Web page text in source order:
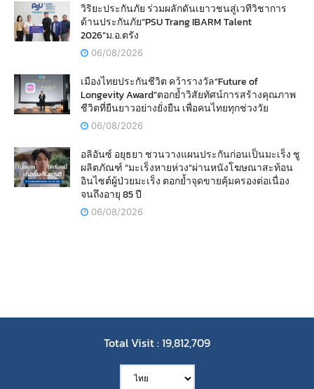
วิริยะประกันภัย ร่วมผลักดันเยาวชนสู่เวทีวิชาการ
ด้านประกันภัย“PSU Trang IBARM Talent
2026”ม.อ.ตรัง
06/08/2026
เมืองไทยประกันชีวิต คว้ารางวัล“Future of
Longevity Award”ตอกย้ำวิสัยทัศน์การสร้างคุณภาพ
ชีวิตที่ยืนยาวอย่างยั่งยืน เพื่อคนไทยทุกช่วงวัย
06/08/2026
อลิอันซ์ อยุธยา ชวนวางแผนประกันก่อนเป็นมะเร็ง ชู
ผลิตภัณฑ์ “มะเร็งหายห่วง”ผ่านหนังโฆษณาสะท้อน
อินไซต์ผู้ป่วยมะเร็ง ตอกย้ำจุดขายคุ้มครองต่อเนื่อง
จนถึงอายุ 85 ปี
06/08/2026
Total Visit : 19,812,709